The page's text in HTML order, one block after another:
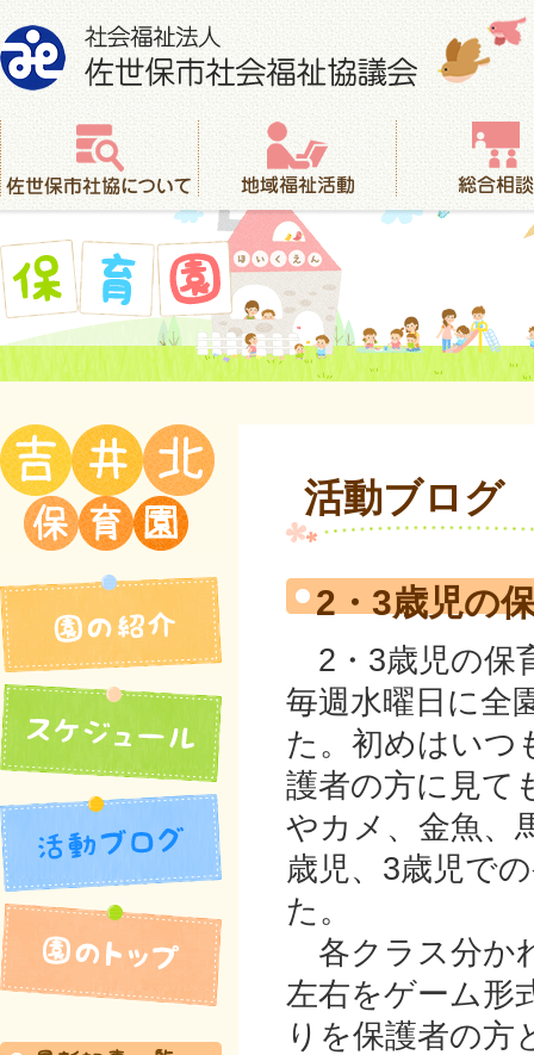
社会福祉法人 佐世保市社会福祉協議会
佐世保市社協について
地域福祉活動 総合相談
活動ブログ
2・3歳児の
2・3歳児の保
毎週水曜日に全
た。初めはいつ
護者の方に見て
やカメ、金魚、
歳児、3歳児で
た。
各クラス分か
左右をゲーム形
りを保護者の方
園の紹介
スケジュール
活動ブログ